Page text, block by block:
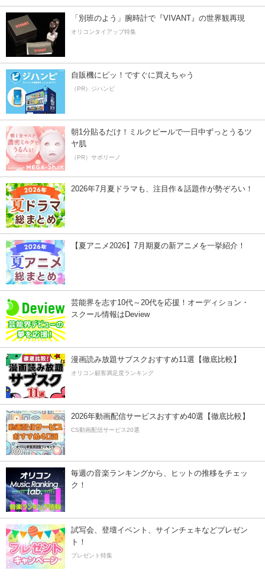
「別班のよう」腕時計で『VIVANT』の世界観再現
オリコンタイアップ特集
自販機にピッ！ですぐに買えちゃう
（PR）ジハンピ
朝1分貼るだけ！ミルクピールで一日中ずっとうるツ
ヤ肌
（PR）サボリーノ
2026年7月夏ドラマも、注目作＆話題作が勢ぞろい！
【夏アニメ2026】7月期夏の新アニメを一挙紹介！
芸能界を志す10代～20代を応援！オーディション・
スクール情報はDeview
漫画読み放題サブスクおすすめ11選【徹底比較】
オリコン顧客満足度ランキング
2026年動画配信サービスおすすめ40選【徹底比較】
CS動画配信サービス20選
毎週の音楽ランキングから、ヒットの推移をチェッ
ク！
試写会、登壇イベント、サインチェキなどプレゼン
ト！
プレゼント特集